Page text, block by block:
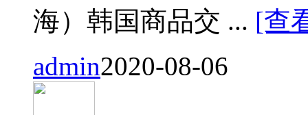
海）韩国商品交 ... [查
admin2020-08-06